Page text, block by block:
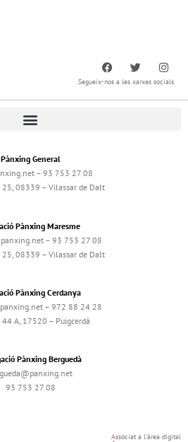
Segueix-nos a les xarxes socials
Pànxing General
– 93 753 27 08
25, 08339 – Vilassar de Dalt
Pànxing Maresme
– 93 753 27 08
25, 08339 – Vilassar de Dalt
Pànxing Cerdanya
– 972 88 24 28
A, 17520 – Puigcerdà
Pànxing Berguedà
93 753 27 08
Associat a l'àrea digital